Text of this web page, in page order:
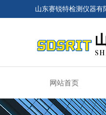
山东赛锐特检测仪器有
网站首页